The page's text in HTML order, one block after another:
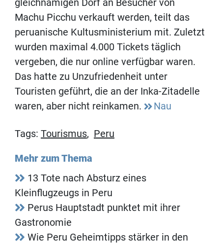
Machu Picchu verkauft werden, teilt das
peruanische Kultusministerium mit. Zuletzt
wurden maximal 4.000 Tickets täglich
vergeben, die nur online verfügbar waren.
Das hatte zu Unzufriedenheit unter
Touristen geführt, die an der Inka-Zitadelle
waren, aber nicht reinkamen.
Nau
Tags: Tourismus, Peru
Mehr zum Thema
13 Tote nach Absturz eines
Kleinflugzeugs in Peru
Perus Hauptstadt punktet mit ihrer
Gastronomie
Wie Peru Geheimtipps stärker in den